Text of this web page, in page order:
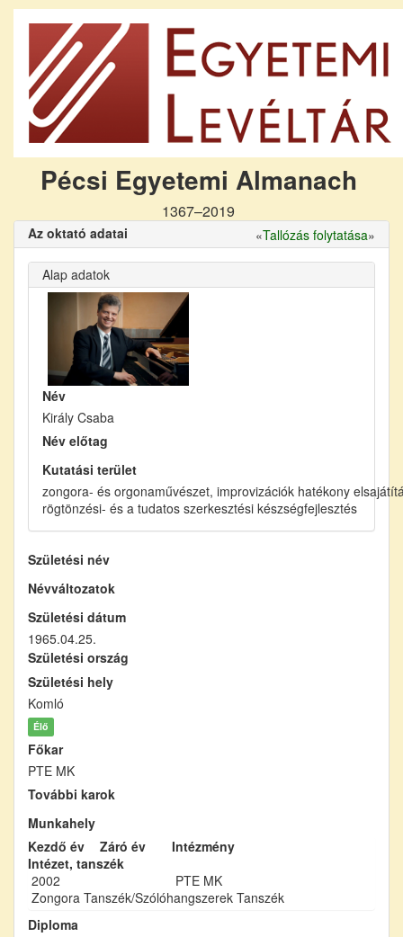
Pécsi Egyetemi Almanach
1367–2019
Az oktató adatai «Tallózás folytatása»
Alap adatok
Név
Király Csaba
Név előtag
Kutatási terület
zongora- és orgonaművészet, improvizációk hatékony
rögtönzési- és a tudatos szerkesztési készségfejlesztés
Születési név
Névváltozatok
Születési dátum
1965.04.25.
Születési ország
Születési hely
Komló
Élő
Főkar
PTE MK
További karok
Munkahely
Kezdő év
Záró év
Intézmény
Intézet, tanszék
2002
PTE MK
Zongora Tanszék/Szólóhangszerek Tanszék
Diploma